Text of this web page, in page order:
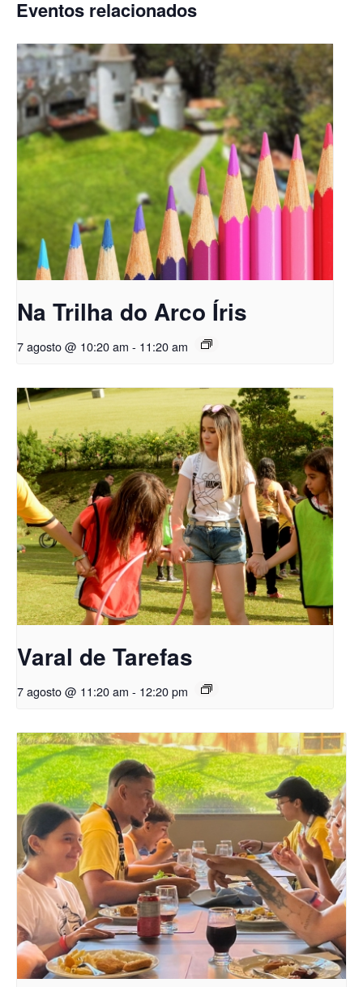
Eventos relacionados
Na Trilha do Arco Íris
7 agosto @ 10:20 am - 11:20 am
Varal de Tarefas
7 agosto @ 11:20 am - 12:20 pm